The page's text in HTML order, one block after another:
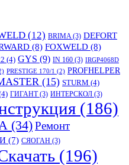
(12) BRIMA(3) DEFORT
(8) FOXWELD (8)
(4) GYS (9) IN 160 (3) IRGP4068D
PRESTIGE 170/1 (2) PROFHELPER
(15) STURM (4)
ГИГАНТ(3) ИНТЕРСКОЛ (3)
(186)
(34)Ремонт
(7) СЯОГАН (3)
(196)